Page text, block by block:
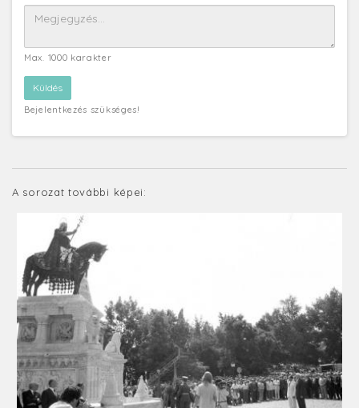
Max. 1000 karakter
Bejelentkezés szükséges!
A sorozat további képei: